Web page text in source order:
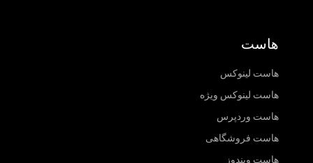
هاست
هاست لینوکس
هاست لینوکس ویژه
هاست وردپرس
هاست فروشگاهی
هاست ویندوز